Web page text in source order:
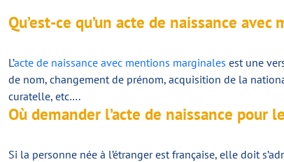
Qu’est-ce qu’un acte de naissance
L’acte de naissance avec mentions marginales est une
de nom, changement de prénom, acquisition de la
curatelle, etc….
Où demander l’acte de naissance pour
Si la personne née à l’étranger est française, elle doit